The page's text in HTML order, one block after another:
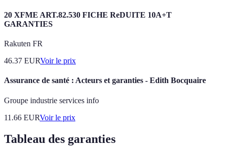
20 XFME ART.82.530 FICHE ReDUITE 10A+T
GARANTIES
Rakuten FR
46.37 EURVoir le prix
Assurance de santé : Acteurs et garanties - Edith Bocquaire
Groupe industrie services info
11.66 EURVoir le prix
Tableau des garanties